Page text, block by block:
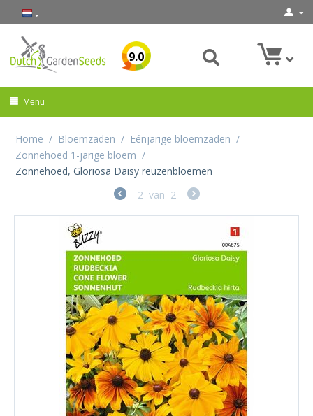
9.0
Menu
Home / Bloemzaden / Eénjarige bloemzaden /
Zonnehoed 1-jarige bloem /
Zonnehoed, Gloriosa Daisy reuzenbloemen
2 van 2